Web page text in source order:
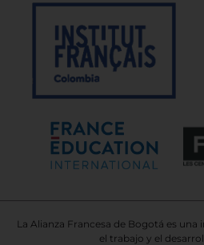
La Alianza Francesa de Bogotá es
el trabajo y el